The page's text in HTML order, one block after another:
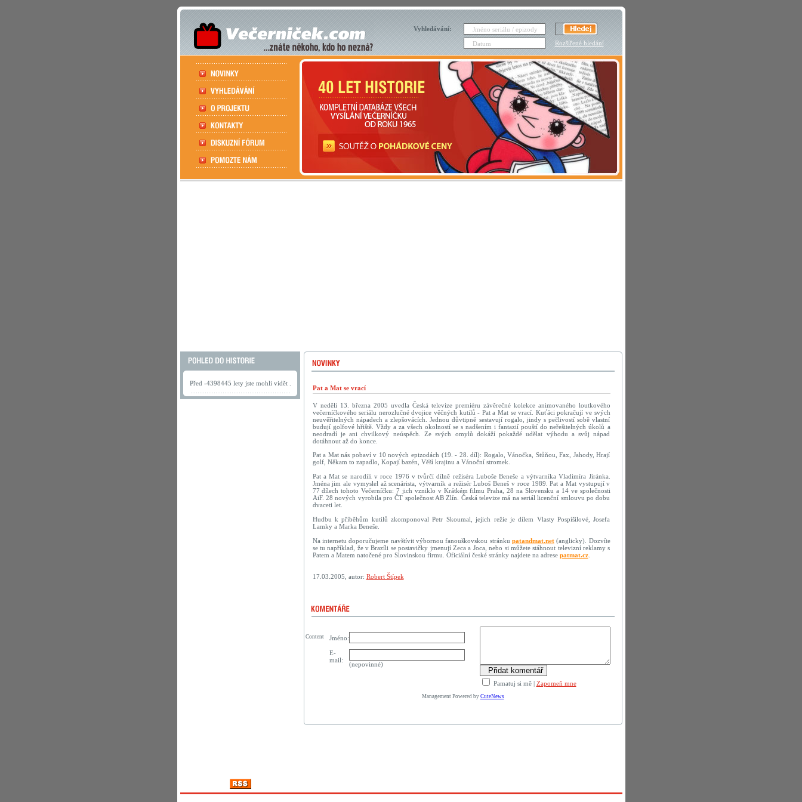
Vyhledávání:
Rozšířené hledání
Před -4398445 lety jste mohli vidět .
Pat a Mat se vrací
V neděli 13. března 2005 uvedla Česká televize premiéru závěrečné kolekce animovaného loutkového
večerníčkového seriálu nerozlučné dvojice věčných kutilů - Pat a Mat se vrací. Kuťáci pokračují ve svých
neuvěřitelných nápadech a zlepšovácích. Jednou důvtipně sestavují rogalo, jindy s pečlivostí sobě vlastní
budují golfové hřiště. Vždy a za všech okolností se s nadšením i fantazií pouští do neřešitelných úkolů a
neodradí je ani chvilkový neúspěch. Ze svých omylů dokáží pokaždé udělat výhodu a svůj nápad
dotáhnout až do konce.
Pat a Mat nás pobaví v 10 nových epizodách (19. - 28. díl): Rogalo, Vánočka, Stůňou, Fax, Jahody, Hrají
golf, Někam to zapadlo, Kopají bazén, Věší krajinu a Vánoční stromek.
Pat a Mat se narodili v roce 1976 v tvůrčí dílně režiséra Luboše Beneše a výtvarníka Vladimíra Jiránka.
Jména jim ale vymyslel až scenárista, výtvarník a režisér Luboš Beneš v roce 1989. Pat a Mat vystupují v
77 dílech tohoto Večerníčku: 7 jich vzniklo v Krátkém filmu Praha, 28 na Slovensku a 14 ve společnosti
AiF. 28 nových vyrobila pro ČT společnost AB Zlín. Česká televize má na seriál licenční smlouvu po dobu
dvaceti let.
Hudbu k příběhům kutilů zkomponoval Petr Skoumal, jejich režie je dílem Vlasty Pospíšilové, Josefa
Lamky a Marka Beneše.
Na internetu doporučujeme navštívit výbornou fanouškovskou stránku patandmat.net(anglicky). Dozvíte
se tu například, že v Brazíli se postavičky jmenují Zeca a Joca, nebo si můžete stáhnout televizní reklamy s
Patem a Matem natočené pro Slovinskou firmu. Oficiální české stránky najdete na adrese patmat.cz.
17.03.2005, autor: Robert Štípek
Jméno:
Pamatuj si mě| Zapomeň mne
E-
mail:
(nepovinné)
Content
Management Powered by CuteNews